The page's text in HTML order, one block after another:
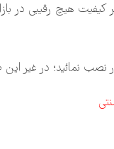
نصب نمائید؛ در